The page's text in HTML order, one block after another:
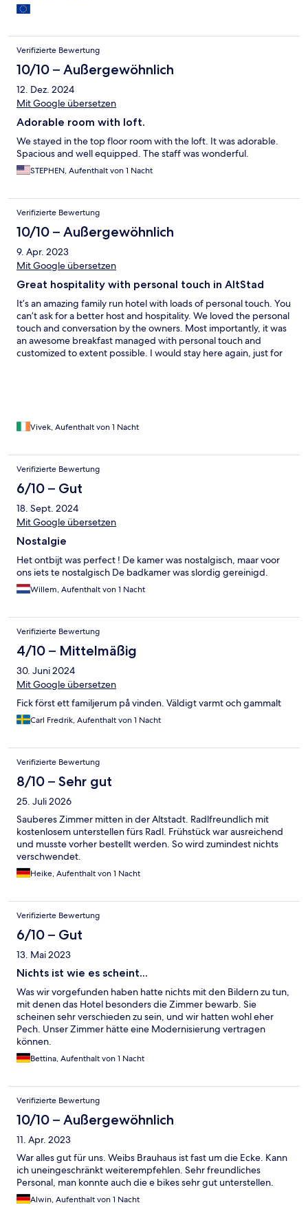
Verifizierte Bewertung
10/10 – Außergewöhnlich
12. Dez. 2024
Mit Google übersetzen
Adorable room with loft.
We stayed in the top floor room with the loft. It was adorable.
Spacious and well equipped. The staff was wonderful.
STEPHEN, Aufenthalt von 1 Nacht
Verifizierte Bewertung
10/10 – Außergewöhnlich
9. Apr. 2023
Mit Google übersetzen
Great hospitality with personal touch in AltStad
It’s an amazing family run hotel with loads of personal touch. You
can’t ask for a better host and hospitality. We loved the personal
touch and conversation by the owners. Most importantly, it was
an awesome breakfast managed with personal touch and
customized to extent possible. I would stay here again, just for
Vivek, Aufenthalt von 1 Nacht
Verifizierte Bewertung
6/10 – Gut
18. Sept. 2024
Mit Google übersetzen
Nostalgie
Het ontbijt was perfect ! De kamer was nostalgisch, maar voor
ons iets te nostalgisch De badkamer was slordig gereinigd.
Willem, Aufenthalt von 1 Nacht
Verifizierte Bewertung
4/10 – Mittelmäßig
30. Juni 2024
Mit Google übersetzen
Fick först ett familjerum på vinden. Väldigt varmt och gammalt
Carl Fredrik, Aufenthalt von 1 Nacht
Verifizierte Bewertung
8/10 – Sehr gut
25. Juli 2026
Sauberes Zimmer mitten in der Altstadt. Radlfreundlich mit
kostenlosem unterstellen fürs Radl. Frühstück war ausreichend
und musste vorher bestellt werden. So wird zumindest nichts
verschwendet.
Heike, Aufenthalt von 1 Nacht
Verifizierte Bewertung
6/10 – Gut
13. Mai 2023
Nichts ist wie es scheint...
Was wir vorgefunden haben hatte nichts mit den Bildern zu tun,
mit denen das Hotel besonders die Zimmer bewarb. Sie
scheinen sehr verschieden zu sein, und wir hatten wohl eher
Pech. Unser Zimmer hätte eine Modernisierung vertragen
können.
Bettina, Aufenthalt von 1 Nacht
Verifizierte Bewertung
10/10 – Außergewöhnlich
11. Apr. 2023
War alles gut für uns. Weibs Brauhaus ist fast um die Ecke. Kann
ich uneingeschränkt weiterempfehlen. Sehr freundliches
Personal, man konnte auch die e bikes sehr gut unterstellen.
Alwin, Aufenthalt von 1 Nacht